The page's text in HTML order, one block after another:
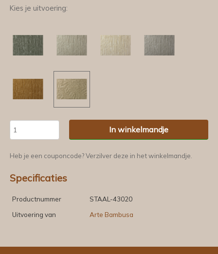
Kies je uitvoering:
In winkelmandje
Heb je een couponcode? Verzilver deze in het winkelmandje.
Specificaties
Productnummer
STAAL-43020
Uitvoering van
Arte Bambusa